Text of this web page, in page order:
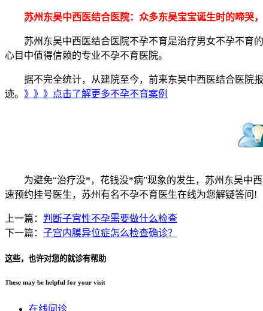
苏州东吴中西医结合医院：众多东吴宝宝诞生时的啼哭
苏州东吴中西医结合医院不孕不育是治疗男女不孕不育的
心目中值得信赖的专业不孕不育医院。
据不完全统计，从建院至今，前来东吴中西医结合医院报
迹。 》》》点击了解更多不孕不育案例
为避免“治疗没*，花钱没*病”现象的发生，苏州东吴中西
速预约挂号医生，苏州有名不孕不育医生在线为您解疑答问!
上一篇： 判断子宫性不孕需要做什么检查
下一篇： 子宫内膜异位症怎么检查确诊？
这些，也许对您的就诊有帮助
These may be helpful for your visit